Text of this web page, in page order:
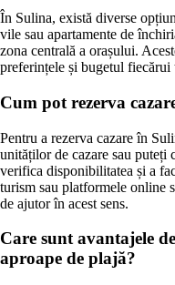
În Sulina, există diverse
vile sau apartamente de
zona centrală a orașului.
preferințele și bugetul fiecărui
Cum pot rezerva
Pentru a rezerva cazare în
unităților de cazare sau puteți
verifica disponibilitatea și a
turism sau platformele online
de ajutor în acest sens.
Care sunt avantajele
aproape de plajă?